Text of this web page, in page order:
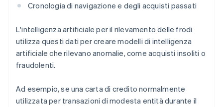
Cronologia di navigazione e degli acquisti passati
L'intelligenza artificiale per il rilevamento delle frodi
utilizza questi dati per creare modelli di intelligenza
artificiale che rilevano anomalie, come acquisti insoliti o
fraudolenti.
Ad esempio, se una carta di credito normalmente
utilizzata per transazioni di modesta entità durante il